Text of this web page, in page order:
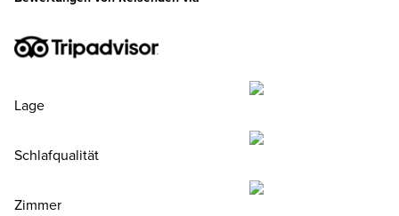
Lage
Schlafqualität
Zimmer